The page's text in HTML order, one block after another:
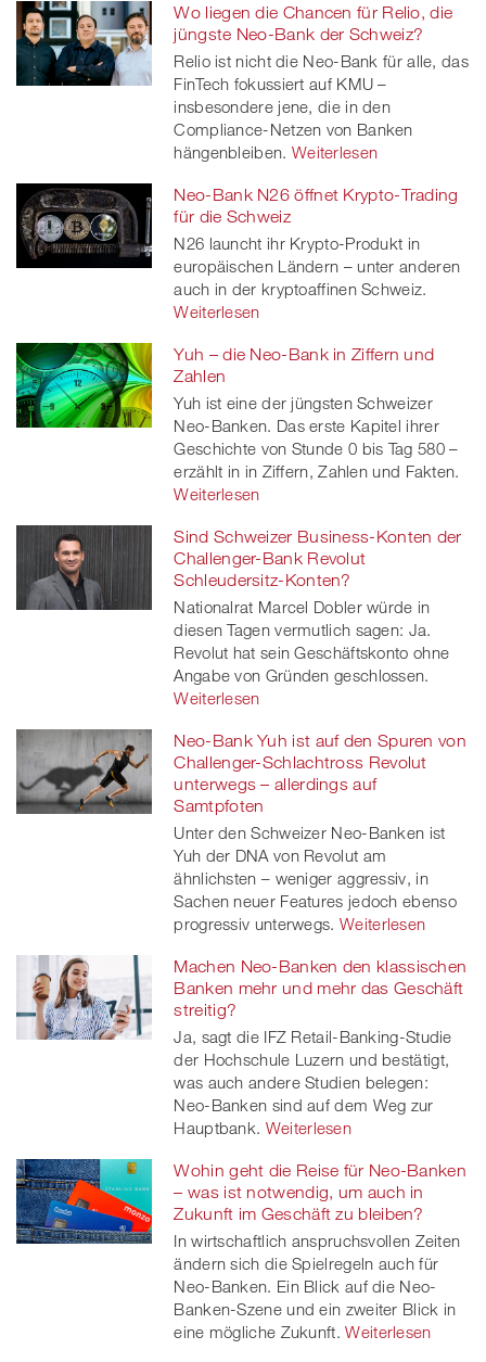
Wo liegen die Chancen für Relio, die
jüngste Neo-Bank der Schweiz?
Relio ist nicht die Neo-Bank für alle, das
FinTech fokussiert auf KMU –
insbesondere jene, die in den
Compliance-Netzen von Banken
hängenbleiben. Weiterlesen
Neo-Bank N26 öffnet Krypto-Trading
für die Schweiz
N26 launcht ihr Krypto-Produkt in
europäischen Ländern – unter anderen
auch in der kryptoaffinen Schweiz.
Weiterlesen
Yuh – die Neo-Bank in Ziffern und
Zahlen
Yuh ist eine der jüngsten Schweizer
Neo-Banken. Das erste Kapitel ihrer
Geschichte von Stunde 0 bis Tag 580 –
erzählt in in Ziffern, Zahlen und Fakten.
Weiterlesen
Sind Schweizer Business-Konten der
Challenger-Bank Revolut
Schleudersitz-Konten?
Nationalrat Marcel Dobler würde in
diesen Tagen vermutlich sagen: Ja.
Revolut hat sein Geschäftskonto ohne
Angabe von Gründen geschlossen.
Weiterlesen
Neo-Bank Yuh ist auf den Spuren von
Challenger-Schlachtross Revolut
unterwegs – allerdings auf
Samtpfoten
Unter den Schweizer Neo-Banken ist
Yuh der DNA von Revolut am
ähnlichsten – weniger aggressiv, in
Sachen neuer Features jedoch ebenso
progressiv unterwegs. Weiterlesen
Machen Neo-Banken den klassischen
Banken mehr und mehr das Geschäft
streitig?
Ja, sagt die IFZ Retail-Banking-Studie
der Hochschule Luzern und bestätigt,
was auch andere Studien belegen:
Neo-Banken sind auf dem Weg zur
Hauptbank. Weiterlesen
Wohin geht die Reise für Neo-Banken
– was ist notwendig, um auch in
Zukunft im Geschäft zu bleiben?
In wirtschaftlich anspruchsvollen Zeiten
ändern sich die Spielregeln auch für
Neo-Banken. Ein Blick auf die Neo-
Banken-Szene und ein zweiter Blick in
eine mögliche Zukunft. Weiterlesen